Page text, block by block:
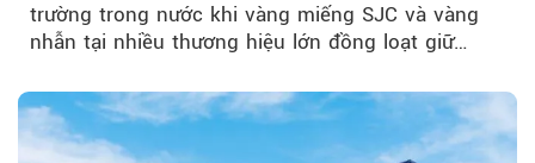
trường trong nước khi vàng miếng SJC và vàng
nhẫn tại nhiều thương hiệu lớn đồng loạt giữ